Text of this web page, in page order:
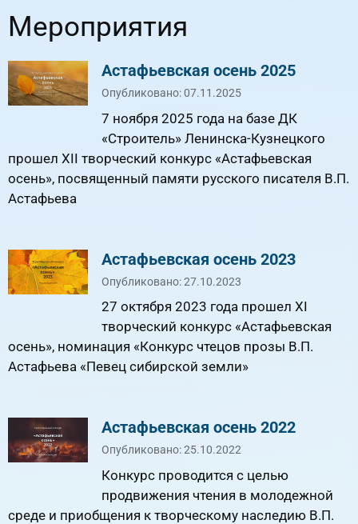
Мероприятия
Астафьевская осень 2025
Опубликовано: 07.11.2025
7 ноября 2025 года на базе ДК
«Строитель» Ленинска-Кузнецкого
прошел XII творческий конкурс «Астафьевская
осень», посвященный памяти русского писателя В.П.
Астафьева
Астафьевская осень 2023
Опубликовано: 27.10.2023
27 октября 2023 года прошел XI
творческий конкурс «Астафьевская
осень», номинация «Конкурс чтецов прозы В.П.
Астафьева «Певец сибирской земли»
Астафьевская осень 2022
Опубликовано: 25.10.2022
Конкурс проводится с целью
продвижения чтения в молодежной
среде и приобщения к творческому наследию В.П.